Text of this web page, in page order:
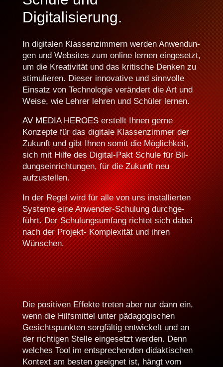
Digitalisierung.
In dig­i­tal­en Klassen­z­im­mern wer­den Anwen­dun­
gen und Web­sites zum online ler­nen einge­set­zt,
um die Kreativ­ität und das kri­tis­che Denken zu
stim­ulieren. Dieser inno­v­a­tive und sin­nvolle
Ein­satz von Tech­nolo­gie verän­dert die Art und
Weise, wie Lehrer lehren und Schüler lernen.
AV MEDIA HEROESerstellt Ihnen gerne
Konzepte für das dig­i­tale Klassen­z­im­mer der
Zukun­ft und gibt Ihnen somit die Möglichkeit,
sich mit Hil­fe des Dig­i­tal-Pakt Schule für Bil­
dung­sein­rich­tun­gen, für die Zukun­ft neu
aufzustellen.
In der Regel wird für alle von uns instal­lierten
Sys­teme eine Anwen­der-Schu­lung durchge­
führt. Der Schu­lung­sum­fang richtet sich dabei
nach der Pro­jekt- Kom­plex­ität und ihren
Wünschen.
Die pos­i­tiv­en Effek­te treten aber nur dann ein,
wenn die Hil­f­s­mit­tel unter päd­a­gogis­chen
Gesicht­spunk­ten sorgfältig entwick­elt und an
der richti­gen Stelle einge­set­zt wer­den. Denn
welch­es Tool im entsprechen­den didak­tis­chen
Kon­text am besten geeignet ist, hängt vom